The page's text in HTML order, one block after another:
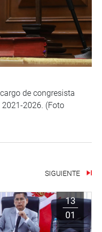
de congresista
2026. (Foto
SIGUIENTE
13
01